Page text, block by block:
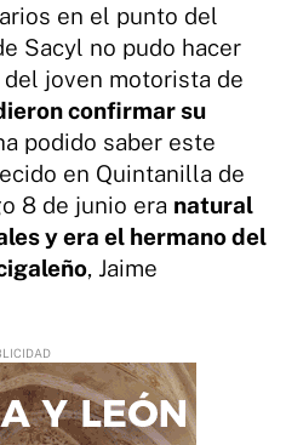
en el punto del
Sacyl no pudo hacer
joven motorista de
confirmar su
podido saber este
en Quintanilla de
8 de junio era natural
y era el hermano del
, Jaime